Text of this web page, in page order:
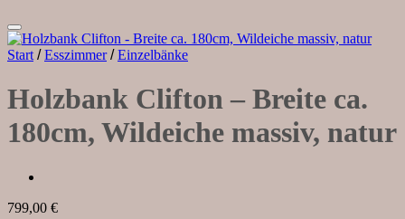
Auf die Wunschliste
Start / Esszimmer / Einzelbänke
Holzbank Clifton – Breite ca.
180cm, Wildeiche massiv, natur
799,00 €